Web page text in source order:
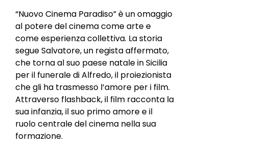
“Nuovo Cinema Paradiso” è un omaggio
al potere del cinema come arte e
come esperienza collettiva. La storia
segue Salvatore, un regista affermato,
che torna al suo paese natale in Sicilia
per il funerale di Alfredo, il proiezionista
che gli ha trasmesso l’amore per i film.
Attraverso flashback, il film racconta la
sua infanzia, il suo primo amore e il
ruolo centrale del cinema nella sua
formazione.